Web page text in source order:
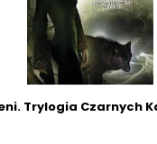
Trylogia Czarnych